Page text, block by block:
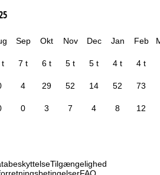
Sep Okt Nov Dec Jan Feb
t 7 t 6 t 5 t 5 t 4 t 4 t
4 29 52 14 52 73
0 3 7 4 8 12
Tilgængelighed
FAQ